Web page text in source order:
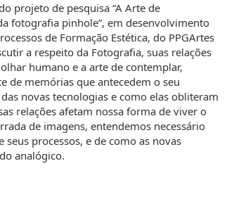
projeto de pesquisa “A Arte de
fotografia pinhole”, em desenvolvimento
de Formação Estética, do PPGArtes
a respeito da Fotografia, suas relações
humano e a arte de contemplar,
de memórias que antecedem o seu
novas tecnologias e como elas obliteram
relações afetam nossa forma de viver o
de imagens, entendemos necessário
processos, e de como as novas
analógico.